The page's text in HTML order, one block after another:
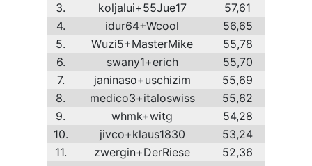
3.
koljalui+55Jue17
57,61
4.
idur64+Wcool
56,65
5.
Wuzi5+MasterMike
55,78
6.
swany1+erich
55,70
7.
janinaso+uschizim
55,69
8.
medico3+italoswiss
55,62
9.
whmk+witg
54,28
10.
jivco+klaus1830
53,24
11.
zwergin+DerRiese
52,36